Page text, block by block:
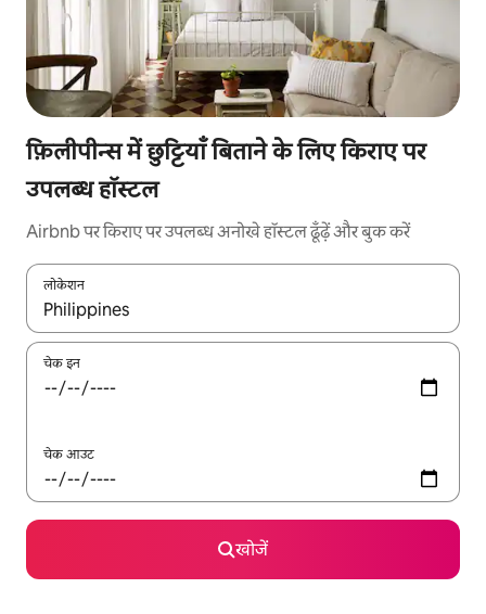
फ़िलीपीन्स में छुट्टियाँ बिताने के लिए किराए पर
उपलब्ध हॉस्टल
Airbnb पर किराए पर उपलब्ध अनोखे हॉस्टल ढूँढ़ें और बुक करें
लोकेशन
नतीजों के उपलब्ध होने पर, अप और डाउन 'ऐरो की' का इस्तेमाल करके नेविगेट
चेक इन
चेक आउट
खोजें